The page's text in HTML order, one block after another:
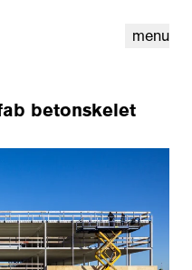
menu
betonskelet